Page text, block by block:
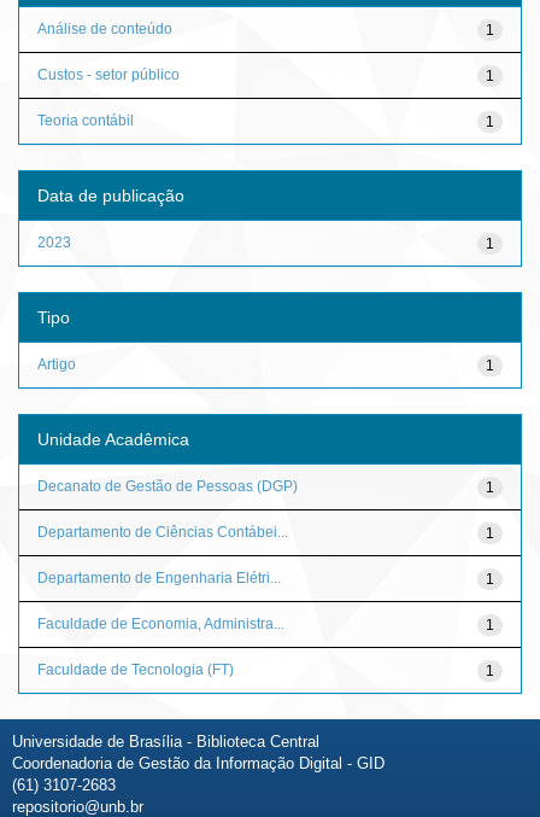
1
Análise de conteúdo
1
Custos - setor público
1
Teoria contábil
Data de publicação
1
2023
Tipo
1
Artigo
Unidade Acadêmica
1
Decanato de Gestão de Pessoas (DGP)
1
Departamento de Ciências Contábei...
1
Departamento de Engenharia Elétri...
1
Faculdade de Economia, Administra...
1
Faculdade de Tecnologia (FT)
Universidade de Brasília - Biblioteca Central
Coordenadoria de Gestão da Informação Digital - GID
(61) 3107-2683
repositorio@unb.br